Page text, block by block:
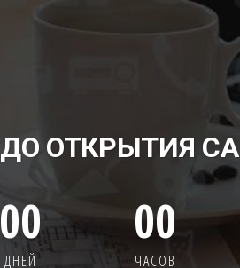
ДО ОТКРЫТИЯ
00
ДНЕЙ
00
ЧАСОВ